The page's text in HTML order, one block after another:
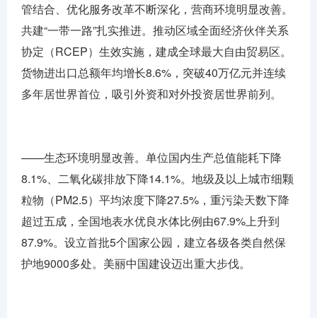
管结合、优化服务改革不断深化，营商环境明显改善。
共建“一带一路”扎实推进。推动区域全面经济伙伴关系
协定（RCEP）生效实施，建成全球最大自由贸易区。
货物进出口总额年均增长8.6%，突破40万亿元并连续
多年居世界首位，吸引外资和对外投资居世界前列。
——生态环境明显改善。单位国内生产总值能耗下降
8.1%、二氧化碳排放下降14.1%。地级及以上城市细颗
粒物（PM2.5）平均浓度下降27.5%，重污染天数下降
超过五成，全国地表水优良水体比例由67.9%上升到
87.9%。设立首批5个国家公园，建立各级各类自然保
护地9000多处。美丽中国建设迈出重大步伐。